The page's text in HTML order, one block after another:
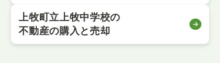
上牧町立上牧中学校の
不動産の購入と売却